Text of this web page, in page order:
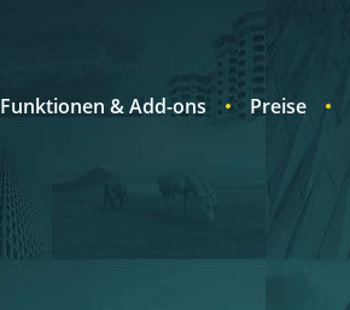
Funktionen & Add-ons Preise